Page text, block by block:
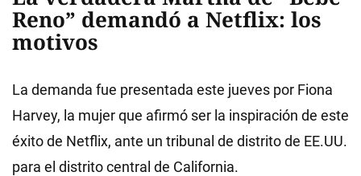
Reno” demandó a Netflix: los
motivos
La demanda fue presentada este jueves por Fiona
Harvey, la mujer que afirmó ser la inspiración de este
éxito de Netflix, ante un tribunal de distrito de EE.UU.
para el distrito central de California.